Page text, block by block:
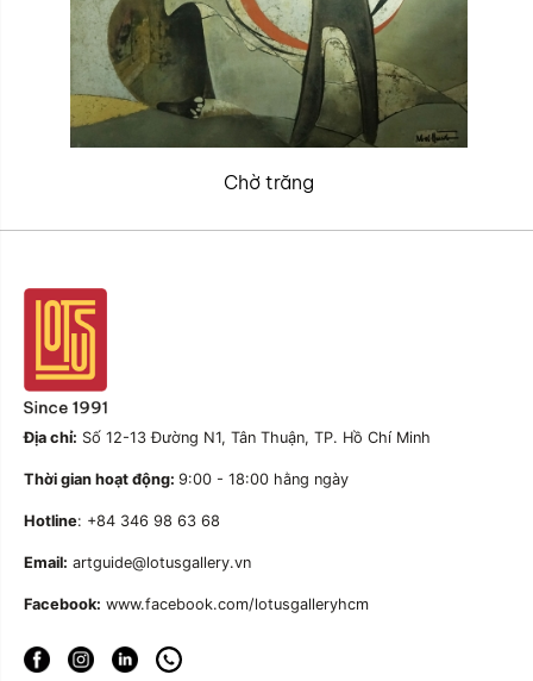
Chờ trăng
Địa chỉ: Số 12-13 Đường N1, Tân Thuận, TP. Hồ Chí Minh
Thời gian hoạt động: 9:00 - 18:00 hằng ngày
Hotline: +84 346 98 63 68
Email: artguide@lotusgallery.vn
Facebook: www.facebook.com/lotusgalleryhcm